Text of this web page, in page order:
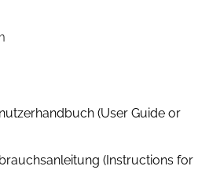
ja
(User Guide or
(Instructions for